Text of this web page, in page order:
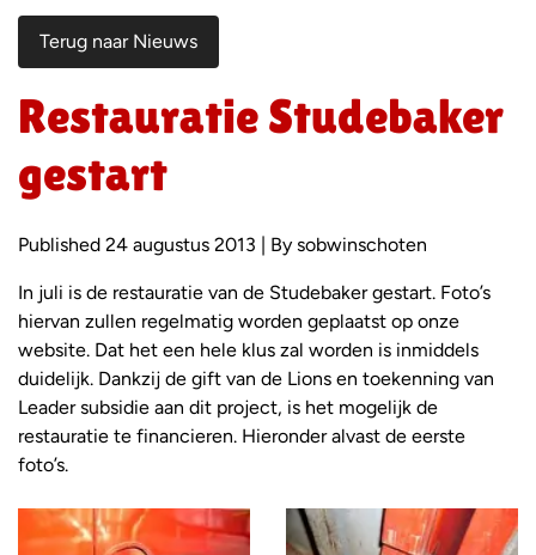
Terug naar Nieuws
Restauratie Studebaker
gestart
Published 24 augustus 2013 | By sobwinschoten
In juli is de restauratie van de Studebaker gestart. Foto’s
hiervan zullen regelmatig worden geplaatst op onze
website. Dat het een hele klus zal worden is inmiddels
duidelijk. Dankzij de gift van de Lions en toekenning van
Leader subsidie aan dit project, is het mogelijk de
restauratie te financieren. Hieronder alvast de eerste
foto’s.
Foto
album